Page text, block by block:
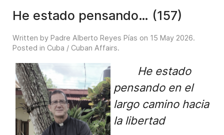
He estado pensando… (157)
Written by Padre Alberto Reyes Pías on 15 May 2026.
Posted in Cuba / Cuban Affairs.
He estado
pensando en el
largo camino hacia
la libertad